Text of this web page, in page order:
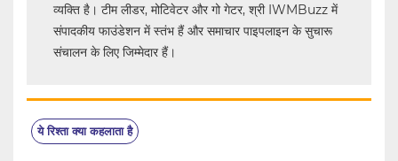
व्यक्ति है। टीम लीडर, मोटिवेटर और गो गेटर, श्री IWMBuzz में
संपादकीय फाउंडेशन में स्तंभ हैं और समाचार पाइपलाइन के सुचारू
संचालन के लिए जिम्मेदार हैं।
ये रिश्ता क्या कहलाता है